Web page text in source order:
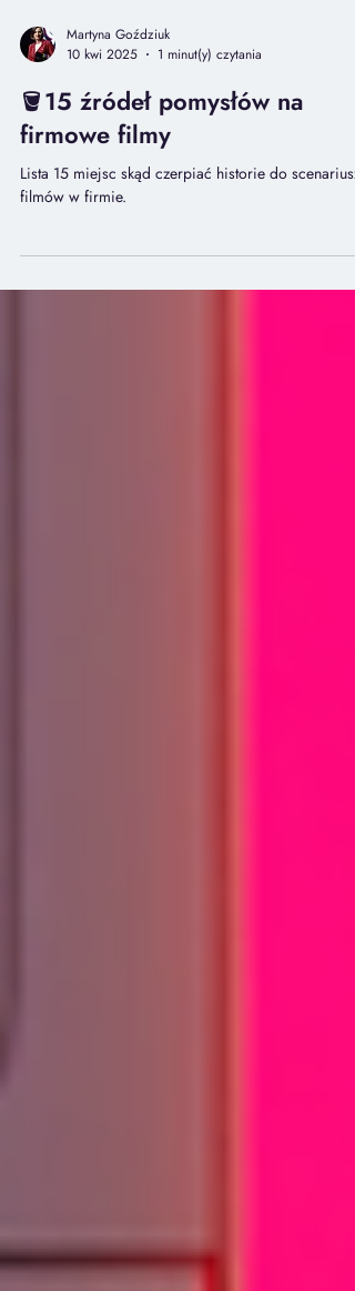
Martyna Goździuk
10 kwi 2025
1 minut(y) czytania
🪣15 źródeł pomysłów na
firmowe filmy
filmów w firmie.